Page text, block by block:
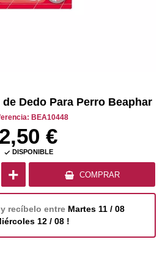
Dedo Para Perro Beaphar
BEA10448
2,50 €
 DISPONIBLE
+ COMPRAR
y recíbelo entre Martes 11 / 08
12 / 08 !